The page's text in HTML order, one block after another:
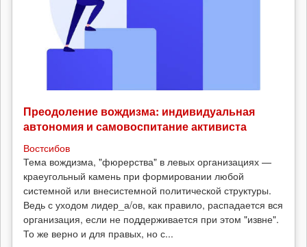
Преодоление вождизма: индивидуальная
автономия и самовоспитание активиста
Востсибов
Тема вождизма, "фюрерства" в левых организациях —
краеугольный камень при формировании любой
системной или внесистемной политической структуры.
Ведь с уходом лидер_а/ов, как правило, распадается вся
организация, если не поддерживается при этом "извне".
То же верно и для правых, но с...